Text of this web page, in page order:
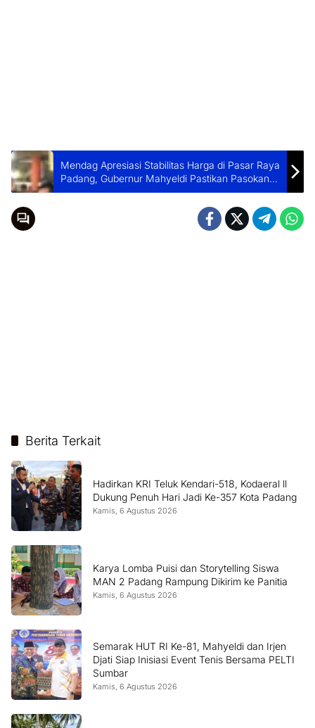
Mendag Apresiasi Stabilitas Harga di Pasar Raya
Padang, Gubernur Mahyeldi Pastikan Pasokan
Aman Jelang Nataru
Berita Terkait
Hadirkan KRI Teluk Kendari-518, Kodaeral ll
Dukung Penuh Hari Jadi Ke-357 Kota Padang
Kamis, 6 Agustus 2026
Karya Lomba Puisi dan Storytelling Siswa
MAN 2 Padang Rampung Dikirim ke Panitia
Kamis, 6 Agustus 2026
Semarak HUT RI Ke-81, Mahyeldi dan Irjen
Djati Siap Inisiasi Event Tenis Bersama PELTI
Sumbar
Kamis, 6 Agustus 2026